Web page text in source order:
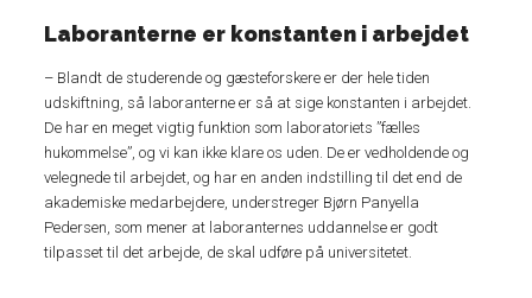
Laboranterne er konstanten i arbejdet
– Blandt de studerende og gæsteforskere er der hele tiden
udskiftning, så laboranterne er så at sige konstanten i arbejdet.
De har en meget vigtig funktion som laboratoriets ”fælles
hukommelse”, og vi kan ikke klare os uden. De er vedholdende og
velegnede til arbejdet, og har en anden indstilling til det end de
akademiske medarbejdere, understreger Bjørn Panyella
Pedersen, som mener at laboranternes uddannelse er godt
tilpasset til det arbejde, de skal udføre på universitetet.